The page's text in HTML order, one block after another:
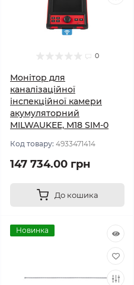
0
Монітор для
каналізаційної
інспекційної камери
акумуляторний
MILWAUKEE, M18 SIM-0
Код товару: 4933471414
147 734.00 грн
До кошика
Новинка